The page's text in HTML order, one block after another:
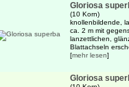
Gloriosa
(10 Korn)
knollenbildende,
ca. 2 m mit
lanzettlichen,
Blattachseln
[mehr lesen]
Gloriosa